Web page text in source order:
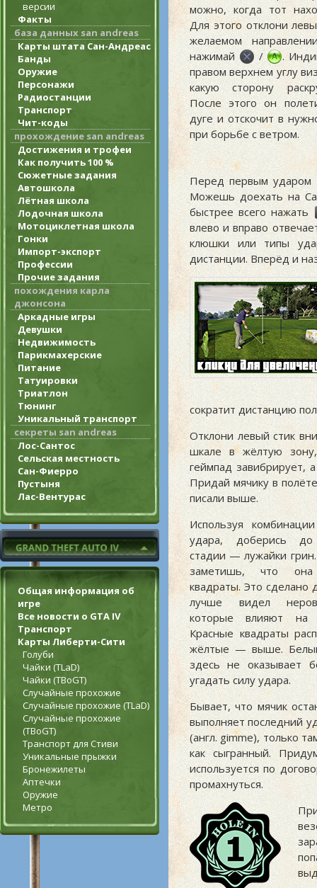
версии
Факты
база данных san andreas
Карты штата Сан-Андреас
Банды
Оружие
Персонажи
Радиостанции
Транспорт
Чит-коды
прохождение san andreas
Достижения и трофеи
Как получить 100 %
Сюжетные задания
Автошкола
Лётная школа
Лодочная школа
Мотоциклетная школа
Гонки
Импорт-экспорт
Профессии
Прочие задания
похождения карла
джонсона
Аркадные игры
Девушки
Недвижимость
Парикмахерские
Питание
Татуировки
Триатлон
Тюнинг
Уникальный транспорт
секреты san andreas
Лос-Сантос
Сельская местность
Сан-Фиерро
Пустыня
Лас-Вентурас
Общая информация об
игре
Все новости о GTA IV
Транспорт
Карты Либерти-Сити
Голуби
Чайки (TLaD)
Чайки (TBoGT)
Случайные прохожие
Случайные прохожие (TLaD)
Случайные прохожие
(TBoGT)
Транспорт для Стиви
Уникальные прыжки
Бронежилеты
Аптечки
Оружие
Метро
можно, когда тот
Для этого отклони
желаемом
нажимай
/
.
правом верхнем углу
какую сторону
После этого он
дуге и отскочит в
при борьбе с ветром.
Перед первым ударом
Можешь доехать на
быстрее всего нажать
влево и вправо
клюшки или типы
дистанции. Вперёд и
сократит дистанцию
Отклони левый стик
шкале в жёлтую
геймпад завибрирует,
Придай мячику в
писали выше.
Используя
удара, доберись до
стадии — лужайки
заметишь, что
квадраты. Это сделано
лучше видел
которые влияют на
Красные квадраты
жёлтые — выше. Белым
здесь не оказывает
угадать силу удара.
Бывает, что мячик
выполняет последний
(англ. gimme), только
как сыгранный.
используется по
промахнуться.